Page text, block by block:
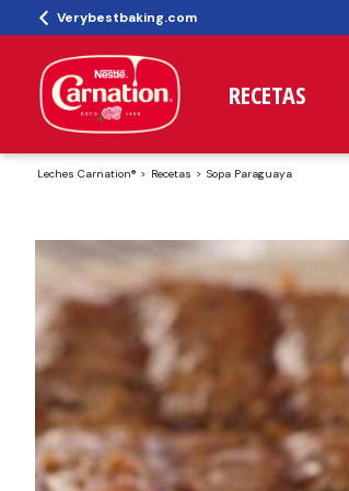
Verybestbaking.com
RECETAS
Leches Carnation® Recetas Sopa Paraguaya